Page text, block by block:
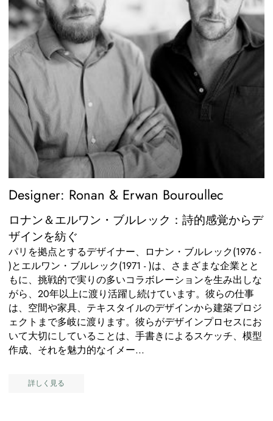
Designer: Ronan & Erwan Bouroullec
ロナン＆エルワン・ブルレック：詩的感覚からデ
ザインを紡ぐ
パリを拠点とするデザイナー、ロナン・ブルレック(1976 -
)とエルワン・ブルレック(1971 - )は、さまざまな企業とと
もに、挑戦的で実りの多いコラボレーションを生み出しな
がら、20年以上に渡り活躍し続けています。彼らの仕事
は、空間や家具、テキスタイルのデザインから建築プロジ
ェクトまで多岐に渡ります。彼らがデザインプロセスにお
いて大切にしていることは、手書きによるスケッチ、模型
作成、それを魅力的なイメー...
詳しく見る